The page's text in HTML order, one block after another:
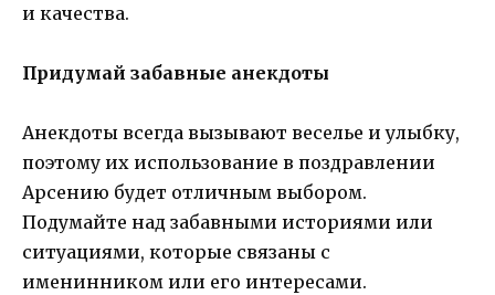
и качества.
Придумай забавные анекдоты
Анекдоты всегда вызывают веселье и улыбку,
поэтому их использование в поздравлении
Арсению будет отличным выбором.
Подумайте над забавными историями или
ситуациями, которые связаны с
именинником или его интересами.